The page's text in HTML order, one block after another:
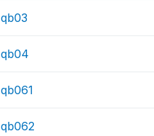
qb03
qb04
qb061
qb062